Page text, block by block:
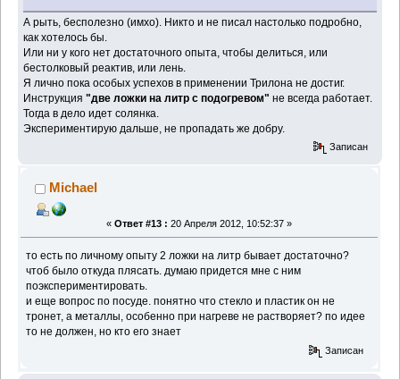
А рыть, бесполезно (имхо). Никто и не писал настолько подробно,
как хотелось бы.
Или ни у кого нет достаточного опыта, чтобы делиться, или
бестолковый реактив, или лень.
Я лично пока особых успехов в применении Трилона не достиг.
Инструкция"две ложки на литр с подогревом" не всегда работает.
Тогда в дело идет солянка.
Экспериментирую дальше, не пропадать же добру.
Записан
Michael
« Ответ #13 : 20 Апреля 2012, 10:52:37 »
то есть по личному опыту 2 ложки на литр бывает достаточно?
чтоб было откуда плясать. думаю придется мне с ним
поэкспериментировать.
и еще вопрос по посуде. понятно что стекло и пластик он не
тронет, а металлы, особенно при нагреве не растворяет? по идее
то не должен, но кто его знает
Записан